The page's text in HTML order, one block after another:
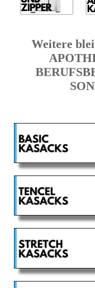
Weitere